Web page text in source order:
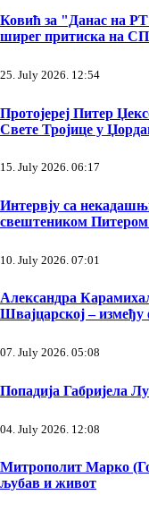
Ковић за "Данас на
ширег притиска на
25. July 2026. 12:54
Протојереј Питер
Свете Тројице у
15. July 2026. 06:17
Интервју са
свештеником
10. July 2026. 07:01
Александра
Швајцарској – између
07. July 2026. 05:08
Попадија Габријела
04. July 2026. 12:08
Митрополит Марко
љубав и живот